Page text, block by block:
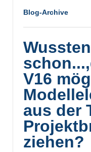
Blog-Archive
V16
aus der
ziehen?